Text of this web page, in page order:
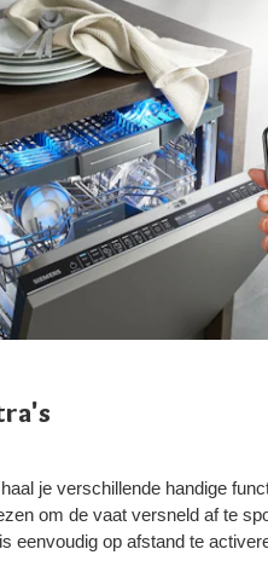
je verschillende handige
om de vaat versneld af te
eenvoudig op afstand te